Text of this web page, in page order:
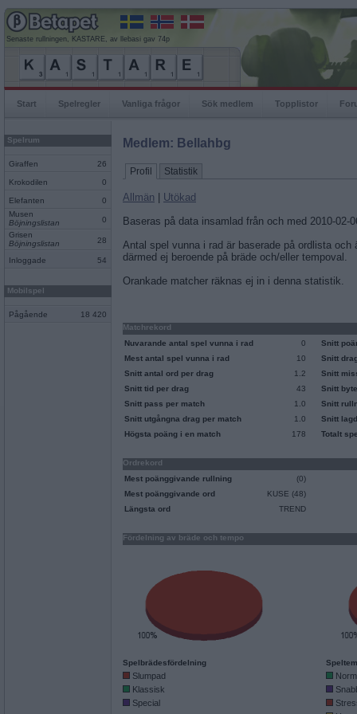
Senaste rullningen, KASTARE, av llebasi gav 74p
Start Spelregler Vanliga frågor Sök medlem Topplistor
Spelrum
Giraffen 26
Krokodilen 0
Elefanten
0
Musen
Böjningslistan
0
Grisen
Böjningslistan
28
Inloggade 54
Mobilspel
Pågående 18 420
Medlem: Bellahbg
Profil Statistik
Allmän
Utökad
Baseras på data insamlad från och med 2010-02-
Antal spel vunna i rad är baserade på ordlista och
därmed ej beroende på bräde och/eller tempoval.
Orankade matcher räknas ej in i denna statistik.
Matchrekord
Nuvarande antal spel vunna i rad
0
Mest antal spel vunna i rad
10
Snitt antal ord per drag
1.2
Snitt tid per drag
43
Snitt pass per match
1.0
Snitt utgångna drag per match
1.0
Högsta poäng i en match
178
Snitt
Snitt
Snitt
Snitt
Snitt
Snitt
Totalt
Ordrekord
Mest poänggivande rullning
(0)
Mest poänggivande ord
KUSE (48)
Längsta ord
TREND
Fördelning av bräde och tempo
Spelbrädesfördelning
Slumpad
Klassisk
Special